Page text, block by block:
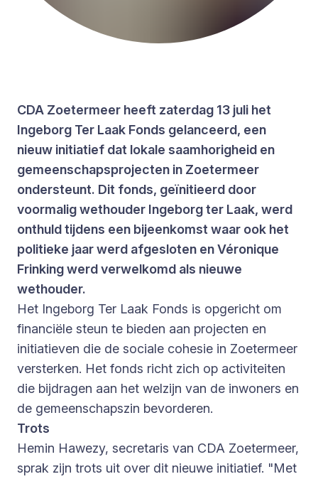
CDA Zoetermeer heeft zaterdag 13 juli het
Ingeborg Ter Laak Fonds gelanceerd, een
nieuw initiatief dat lokale saamhorigheid en
gemeenschapsprojecten in Zoetermeer
ondersteunt. Dit fonds, geïnitieerd door
voormalig wethouder Ingeborg ter Laak, werd
onthuld tijdens een bijeenkomst waar ook het
politieke jaar werd afgesloten en Véronique
Frinking werd verwelkomd als nieuwe
wethouder.
Het Ingeborg Ter Laak Fonds is opgericht om
financiële steun te bieden aan projecten en
initiatieven die de sociale cohesie in Zoetermeer
versterken. Het fonds richt zich op activiteiten
die bijdragen aan het welzijn van de inwoners en
de gemeenschapszin bevorderen.
Trots
Hemin Hawezy, secretaris van CDA Zoetermeer,
sprak zijn trots uit over dit nieuwe initiatief. "Met